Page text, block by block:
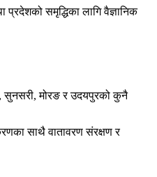
प्रदेशको समृद्धिका लागि वैज्ञानिक
सुनसरी, मोरङ र उदयपुरको कुनै
साथै वातावरण संरक्षण र